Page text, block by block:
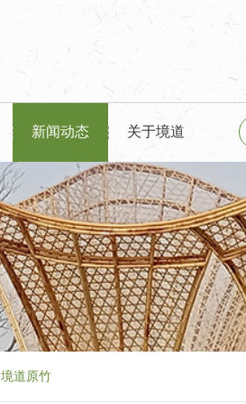
新闻动态 关于境道
道原竹